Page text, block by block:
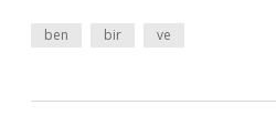
ben bir ve